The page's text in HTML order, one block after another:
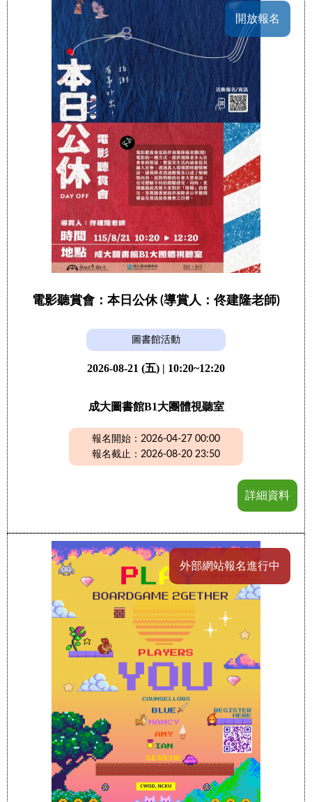
開放報名
電影聽賞會：本日公休 (導賞人：佟建隆老師)
圖書館活動
2026-08-21 (五) | 10:20~12:20
成大圖書館B1大團體視聽室
報名開始：2026-04-27 00:00
報名截止：2026-08-20 23:50
詳細資料
外部網站報名進行中